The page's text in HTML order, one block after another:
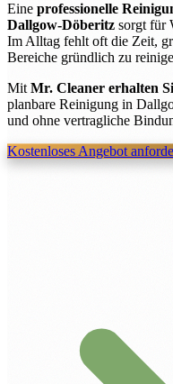
Eine professionelle
Dallgow-Döberitz sorgt für
Im Alltag fehlt oft die Zeit,
Bereiche gründlich zu
Mit Mr. Cleaner erhalten
planbare Reinigung in
und ohne vertragliche
Kostenloses Angebot